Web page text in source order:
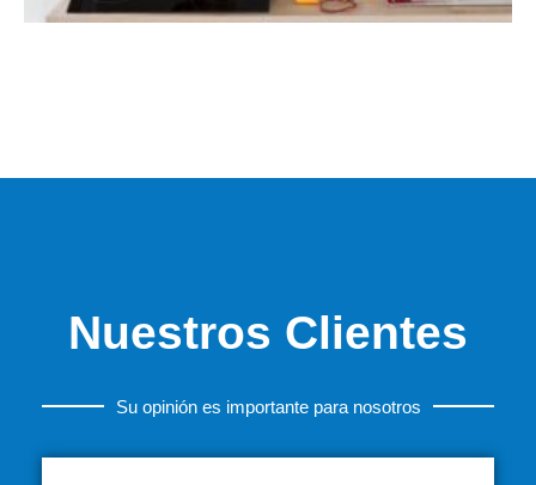
Nuestros Clientes
Su opinión es importante para nosotros